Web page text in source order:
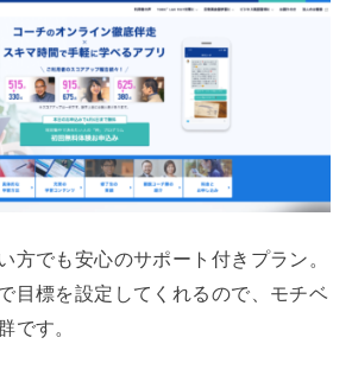
方でも安心のサポート付きプラン。
目標を設定してくれるので、モチベ
です。